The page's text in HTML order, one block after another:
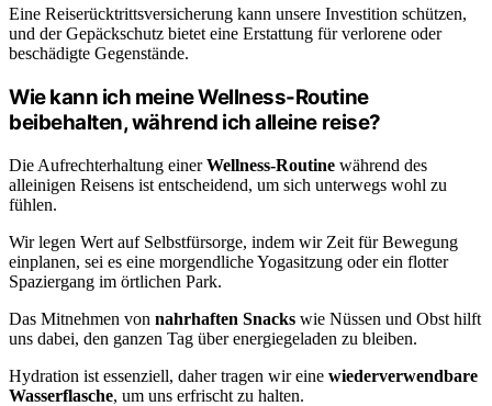
Eine Reiserücktrittsversicherung kann unsere Investition schützen,
und der Gepäckschutz bietet eine Erstattung für verlorene oder
beschädigte Gegenstände.
Wie kann ich meine Wellness-Routine
beibehalten, während ich alleine reise?
Die Aufrechterhaltung einerWellness-Routine während des
alleinigen Reisens ist entscheidend, um sich unterwegs wohl zu
fühlen.
Wir legen Wert auf Selbstfürsorge, indem wir Zeit für Bewegung
einplanen, sei es eine morgendliche Yogasitzung oder ein flotter
Spaziergang im örtlichen Park.
Das Mitnehmen von nahrhaften Snacks wie Nüssen und Obst hilft
uns dabei, den ganzen Tag über energiegeladen zu bleiben.
Hydration ist essenziell, daher tragen wir eine wiederverwendbare
Wasserflasche, um uns erfrischt zu halten.